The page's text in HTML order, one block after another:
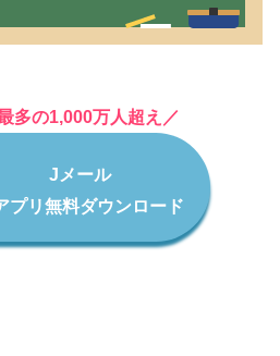
多の1,000万人超え／
Jメール
プリ無料ダウンロード